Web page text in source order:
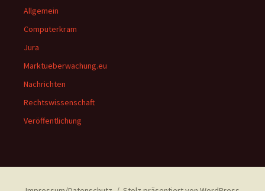
Allgemein
Computerkram
Jura
Marktueberwachung.eu
Nachrichten
Rechtswissenschaft
Veröffentlichung